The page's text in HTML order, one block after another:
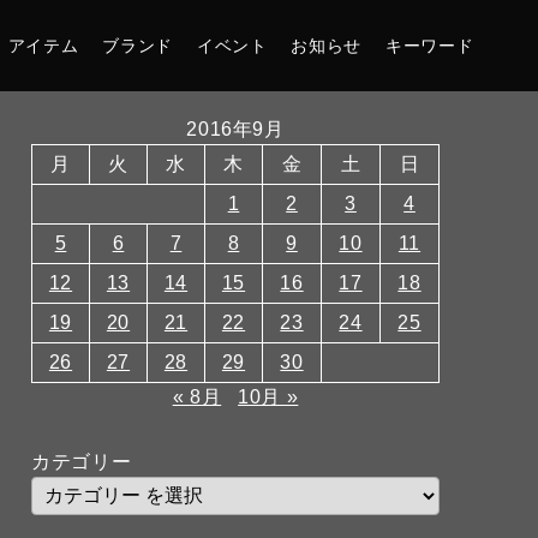
アイテム ブランド イベント お知らせ キーワード
2016年9月
月
火 水 木 金 土
日
1
2 3
4
5
6 7 8 9 10
11
12
13 14 15 16 17
18
19
20 21 22 23 24
25
26
27 28 29
30
« 8月
10月 »
カテゴリー